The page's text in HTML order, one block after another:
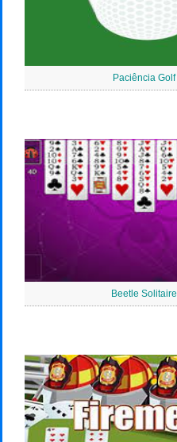
Paciência Golf
Beetle Solitaire